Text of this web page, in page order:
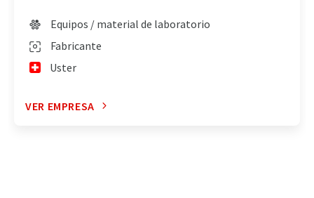
Equipos / material de laboratorio
Fabricante
Uster
VER EMPRESA